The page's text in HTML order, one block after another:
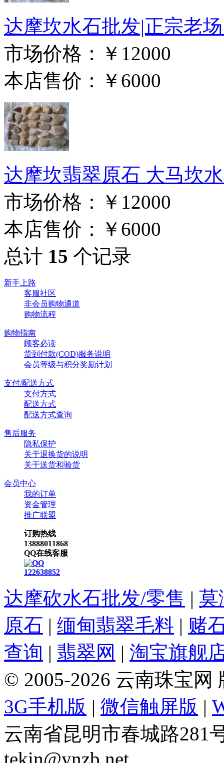
达摩坎水石批发|正宗老
市场价格：
￥12000
本店售价：
￥6000
达摩坎翡翠原石 大马坎
市场价格：
￥12000
本店售价：
￥6000
总计 15 个记录
新手上路
客服社区
非会员购物通道
购物流程
购物指南
顾客必读
货到付款(COD)服务说明
会员等级与积分奖励计划
支付/配送方式
支付方式
配送方式
配送方式查询
售后服务
隐私保护
关于退换货的说明
关于送货和验货
会员中心
我的订单
资金管理
推广联盟
订购热线
13888011868
QQ在线客服
122638852
达摩砍水石批发/零售 | 莫
原石 | 缅甸翡翠毛料 | 赌
查询 | 翡翠网 | 淘宝旗舰
© 2005-2026 云南珠宝网
3G手机版 | 微信触屏版 |
云南省昆明市春城路281